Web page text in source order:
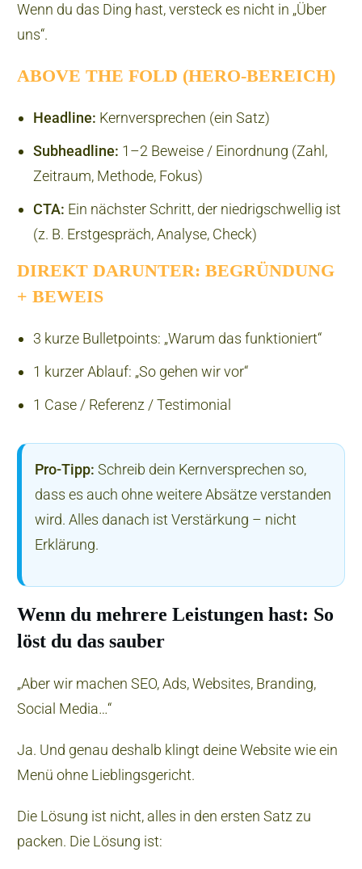
Wenn du das Ding hast, versteck es nicht in „Über
uns“.
ABOVE THE FOLD (HERO-BEREICH)
Headline: Kernversprechen (ein Satz)
Subheadline: 1–2 Beweise / Einordnung (Zahl,
Zeitraum, Methode, Fokus)
CTA: Ein nächster Schritt, der niedrigschwellig ist
(z. B. Erstgespräch, Analyse, Check)
DIREKT DARUNTER: BEGRÜNDUNG
+ BEWEIS
3 kurze Bulletpoints: „Warum das funktioniert“
1 kurzer Ablauf: „So gehen wir vor“
1 Case / Referenz / Testimonial
Pro-Tipp: Schreib dein Kernversprechen so,
dass es auch ohne weitere Absätze verstanden
wird. Alles danach ist Verstärkung – nicht
Erklärung.
Wenn du mehrere Leistungen hast: So
löst du das sauber
„Aber wir machen SEO, Ads, Websites, Branding,
Social Media…“
Ja. Und genau deshalb klingt deine Website wie ein
Menü ohne Lieblingsgericht.
Die Lösung ist nicht, alles in den ersten Satz zu
packen. Die Lösung ist: